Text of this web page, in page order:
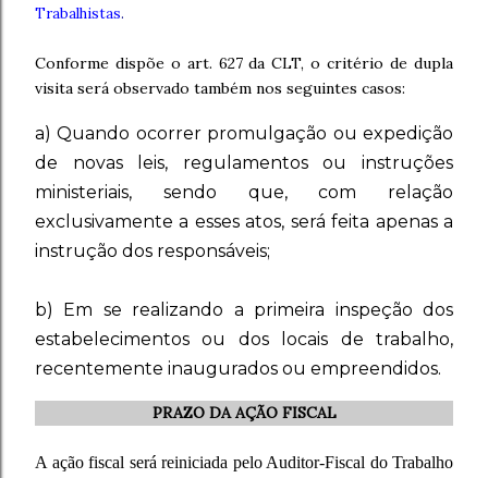
Trabalhistas.
Conforme dispõe o art. 627 da CLT, o critério de dupla
visita será observado também nos seguintes casos:
a) Quando ocorrer promulgação ou expedição
de novas leis, regulamentos ou instruções
ministeriais, sendo que, com relação
exclusivamente a esses atos, será feita apenas a
instrução dos responsáveis;
b) Em se realizando a primeira inspeção dos
estabelecimentos ou dos locais de trabalho,
recentemente inaugurados ou empreendidos.
PRAZO DA AÇÃO FISCAL
A ação fiscal será reiniciada pelo Auditor-Fiscal do Trabalho